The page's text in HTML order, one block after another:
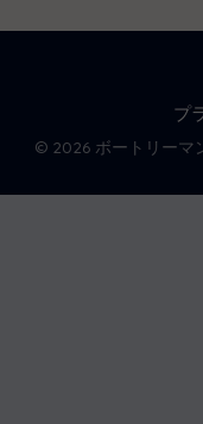
プ
© 2026 ボートリーマ